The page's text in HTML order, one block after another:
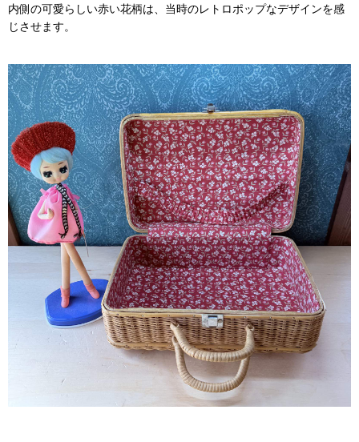
内側の可愛らしい赤い花柄は、当時のレトロポップなデザインを感
じさせます。